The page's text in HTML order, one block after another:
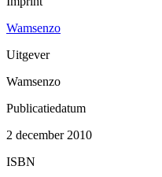
Wamsenzo
Uitgever
Wamsenzo
Publicatiedatum
2 december 2010
ISBN